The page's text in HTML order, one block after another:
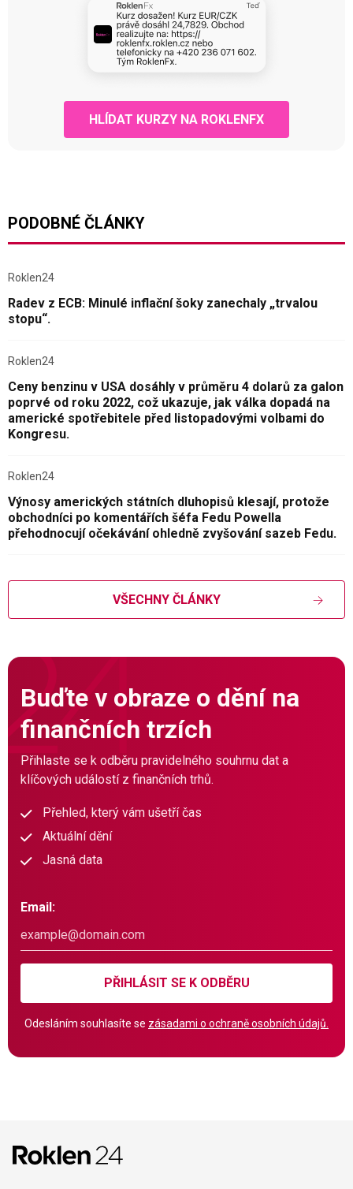
HLÍDAT KURZY NA ROKLENFX
PODOBNÉ ČLÁNKY
Roklen24
Radev z ECB: Minulé inflační šoky zanechaly „trvalou
stopu“.
Roklen24
Ceny benzinu v USA dosáhly v průměru 4 dolarů za galon
poprvé od roku 2022, což ukazuje, jak válka dopadá na
americké spotřebitele před listopadovými volbami do
Kongresu.
Roklen24
Výnosy amerických státních dluhopisů klesají, protože
obchodníci po komentářích šéfa Fedu Powella
přehodnocují očekávání ohledně zvyšování sazeb Fedu.
VŠECHNY ČLÁNKY
Buďte v obraze o dění na
finančních trzích
Přihlaste se k odběru pravidelného souhrnu dat a
klíčových událostí z finančních trhů.
Přehled, který vám ušetří čas
Aktuální dění
Jasná data
Email:
PŘIHLÁSIT SE K ODBĚRU
Odesláním souhlasíte se zásadami o ochraně osobních údajů.